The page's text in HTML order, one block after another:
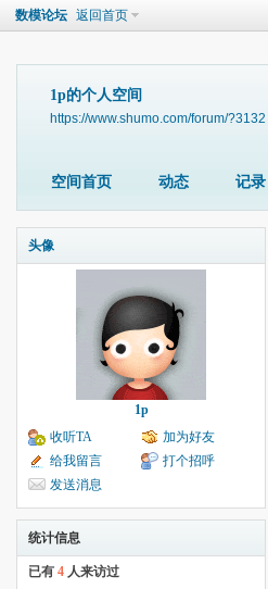
数模论坛 返回首页
1p的个人空间
https://www.shumo.com/forum/?3132
空间首页 动态 记录
头像
1p
收听TA
加为好友
给我留言
打个招呼
发送消息
统计信息
已有 4 人来访过